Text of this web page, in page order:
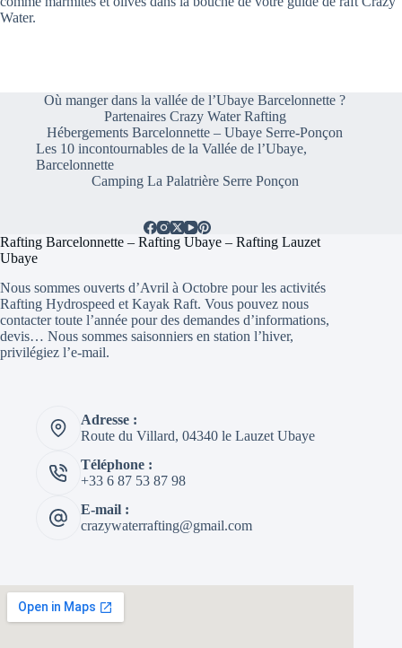
Water.
Où manger dans la vallée de l’Ubaye Barcelonnette ?
Partenaires Crazy Water Rafting
Hébergements Barcelonnette – Ubaye Serre-Ponçon
Les 10 incontournables de la Vallée de l’Ubaye,
Barcelonnette
Camping La Palatrière Serre Ponçon
Rafting Barcelonnette – Rafting Ubaye – Rafting Lauzet
Ubaye
Nous sommes ouverts d’Avril à Octobre pour les activités
Rafting Hydrospeed et Kayak Raft. Vous pouvez nous
contacter toute l’année pour des demandes d’informations,
devis… Nous sommes saisonniers en station l’hiver,
privilégiez l’e-mail.
Adresse :
Route du Villard, 04340 le Lauzet Ubaye
Téléphone :
+33 6 87 53 87 98
E-mail :
crazywaterrafting@gmail.com